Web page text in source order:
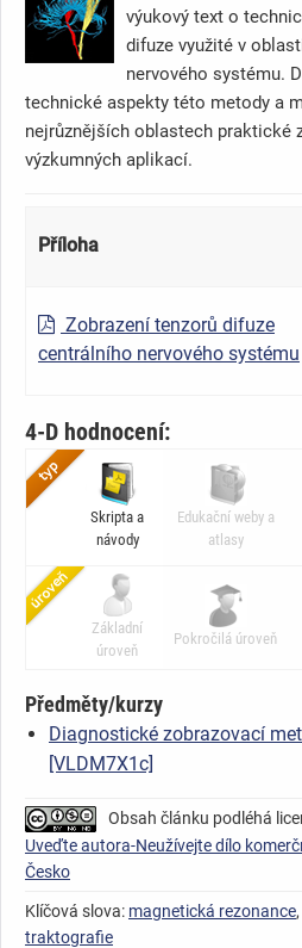
výukový text o
difuze využité v
nervového systému.
technické aspekty této metody a
nejrůznějších oblastech praktické
výzkumných aplikací.
Příloha
Zobrazení tenzorů difuze
centrálního nervového systému
4-D hodnocení:
Skripta a
návody
Edukační weby a
atlasy
Základní
úroveň
Pokročilá úroveň
Předměty/kurzy
Diagnostické zobrazovací
[VLDM7X1c]
Obsah článku podléhá
Uveďte autora-Neužívejte dílo
Česko
Klíčová slova: magnetická rezonance,
traktografie